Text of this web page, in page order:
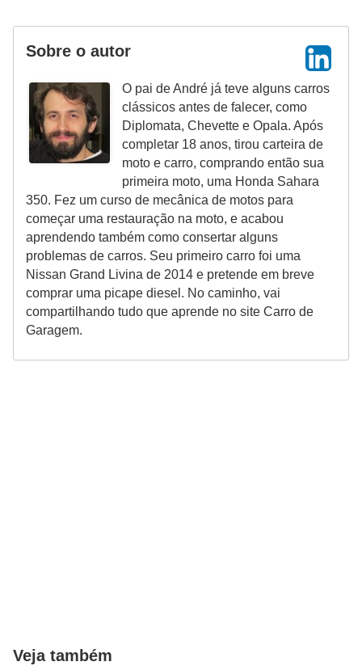
Sobre o autor
O pai de André já teve alguns carros
clássicos antes de falecer, como
Diplomata, Chevette e Opala. Após
completar 18 anos, tirou carteira de
moto e carro, comprando então sua
primeira moto, uma Honda Sahara
350. Fez um curso de mecânica de motos para
começar uma restauração na moto, e acabou
aprendendo também como consertar alguns
problemas de carros. Seu primeiro carro foi uma
Nissan Grand Livina de 2014 e pretende em breve
comprar uma picape diesel. No caminho, vai
compartilhando tudo que aprende no site Carro de
Garagem.
Veja também